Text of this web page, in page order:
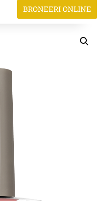
BRONEERI ONLINE